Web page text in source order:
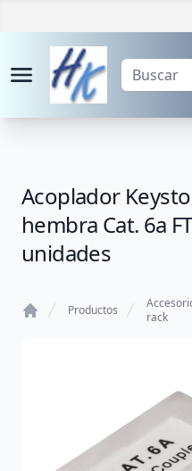
Acoplador
hembra Cat. 6a
unidades
Productos
rack